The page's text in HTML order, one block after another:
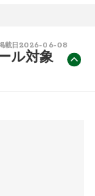
載日 2026-06-08
ル対象